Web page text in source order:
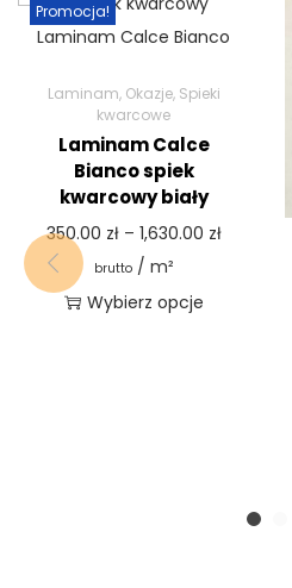
Promocja!
Laminam, Okazje, Spieki
kwarcowe
Laminam Calce
Bianco spiek
kwarcowy biały
350.00 zł – 1,630.00 zł
brutto/ m²
Wybierz opcje